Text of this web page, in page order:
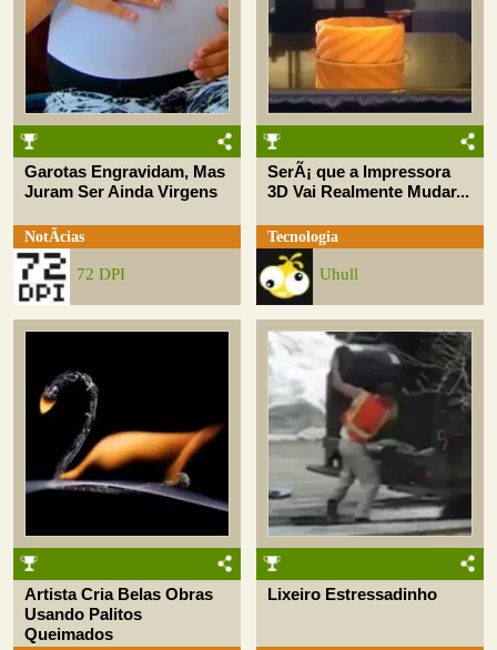
Garotas Engravidam, Mas
Juram Ser Ainda Virgens
NotÃ­cias
72 DPI
SerÃ¡ que a Impressora
3D Vai Realmente Mudar...
Tecnologia
Uhull
Artista Cria Belas Obras
Usando Palitos
Queimados
Lixeiro Estressadinho